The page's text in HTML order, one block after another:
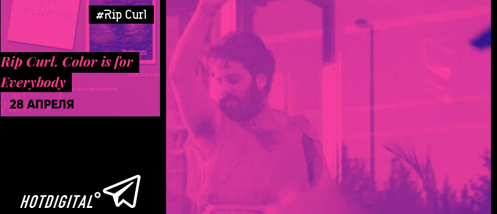
#Rip Curl
Rip Curl. Color is for
Everybody
28 АПРЕЛЯ